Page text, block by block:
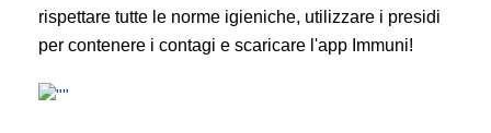
rispettare tutte le norme igieniche, utilizzare i presidi
per contenere i contagi e scaricare l'app Immuni!